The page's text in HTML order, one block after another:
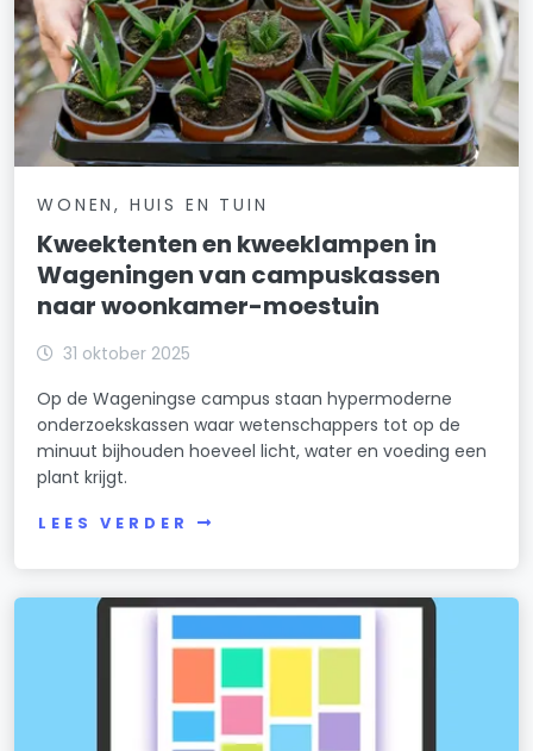
WONEN, HUIS EN TUIN
Kweektenten en kweeklampen in
Wageningen van campuskassen
naar woonkamer-moestuin
31 oktober 2025
Op de Wageningse campus staan hypermoderne
onderzoekskassen waar wetenschappers tot op de
minuut bijhouden hoeveel licht, water en voeding een
plant krijgt.
LEES VERDER